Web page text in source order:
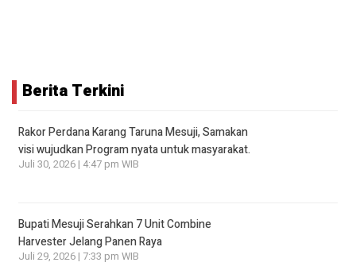
Berita Terkini
Rakor Perdana Karang Taruna Mesuji, Samakan
visi wujudkan Program nyata untuk masyarakat.
Juli 30, 2026 | 4:47 pm WIB
Bupati Mesuji Serahkan 7 Unit Combine
Harvester Jelang Panen Raya
Juli 29, 2026 | 7:33 pm WIB